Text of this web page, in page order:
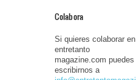
Colabora
Si quieres colaborar en
entretanto
magazine.com puedes
escribirnos a